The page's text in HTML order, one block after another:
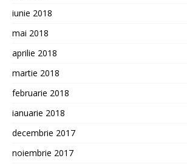
iunie 2018
mai 2018
aprilie 2018
martie 2018
februarie 2018
ianuarie 2018
decembrie 2017
noiembrie 2017